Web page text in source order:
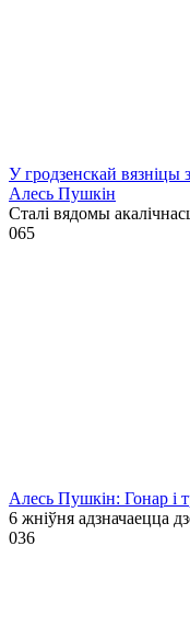
У гродзенскай вязніцы
Алесь Пушкін
Сталі вядомы
065
Алесь Пушкін: Гонар і
6 жніўня адзначаецца
036